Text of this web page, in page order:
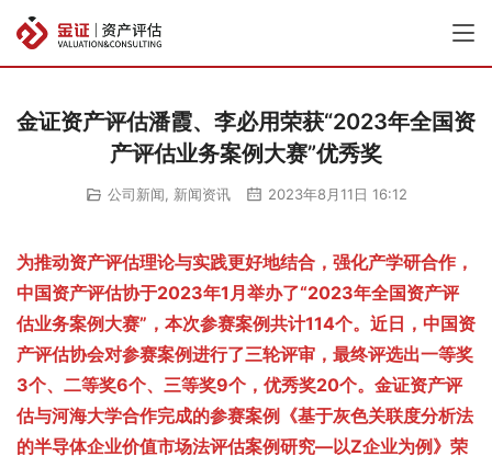
金证资产评估潘霞、李必用荣获“2023年全国资
产评估业务案例大赛”优秀奖
公司新闻 新闻资讯 2023年8月11日 16:12
为推动资产评估理论与实践更好地结合，强化产学研合作，
中国资产评估协于2023年1月举办了“2023年全国资产评
估业务案例大赛”，本次参赛案例共计114个。近日，中国资
产评估协会对参赛案例进行了三轮评审，最终评选出一等奖
3个、二等奖6个、三等奖9个，优秀奖20个。金证资产评
估与河海大学合作完成的参赛案例《基于灰色关联度分析法
的半导体企业价值市场法评估案例研究—以Z企业为例》荣